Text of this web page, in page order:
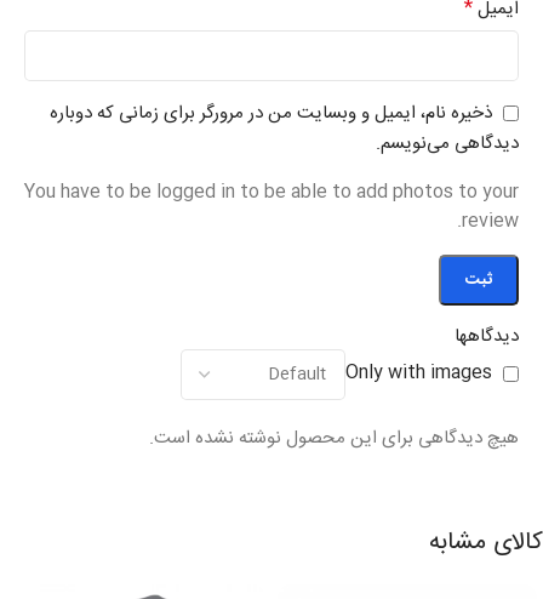
دیدگاهها
Only with images
هیچ دیدگاهی برای این محصول نوشته نشده است.
ایمیل*
ذخیره نام، ایمیل و وبسایت من در مرورگر برای زمانی که دوباره
دیدگاهی می‌نویسم.
You have to be logged in to be able to add photos to your
review.
کالای مشابه